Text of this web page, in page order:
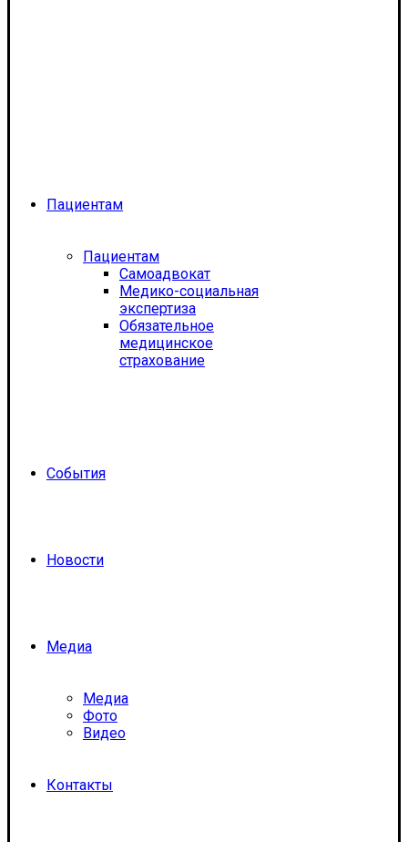
Пациентам
Пациентам
Самоадвокат
Медико-социальная
экспертиза
Обязательное
медицинское
страхование
События
Новости
Медиа
Медиа
Фото
Видео
Контакты